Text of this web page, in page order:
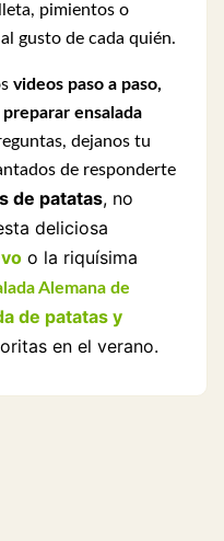
pimientos o
gusto de cada quién.
videos paso a paso,
ensalada
dejanos tu
de responderte
de patatas, no
deliciosa
o la riquísima
Alemana de
de patatas y
en el verano.